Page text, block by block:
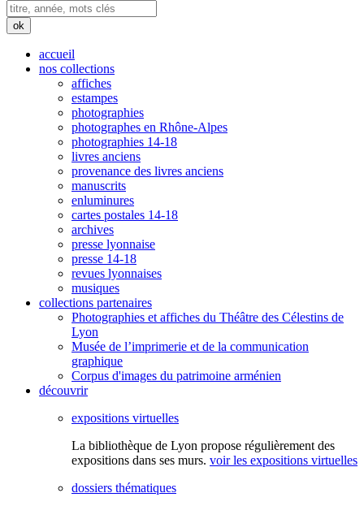
accueil
nos collections
affiches
estampes
photographies
photographes en Rhône-Alpes
photographies 14-18
livres anciens
provenance des livres anciens
manuscrits
enluminures
cartes postales 14-18
archives
presse lyonnaise
presse 14-18
revues lyonnaises
musiques
collections partenaires
Photographies et affiches du Théâtre des Célestins de
Lyon
Musée de l’imprimerie et de la communication
graphique
Corpus d'images du patrimoine arménien
découvrir
expositions virtuelles
La bibliothèque de Lyon propose régulièrement des
expositions dans ses murs. voir les expositions virtuelles
dossiers thématiques